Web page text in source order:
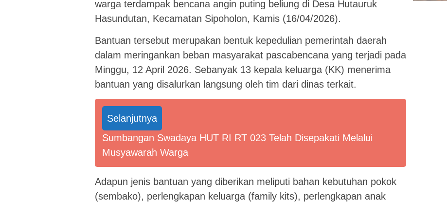
warga terdampak bencana angin puting beliung di Desa Hutauruk
Hasundutan, Kecamatan Sipoholon, Kamis (16/04/2026).
Bantuan tersebut merupakan bentuk kepedulian pemerintah daerah
dalam meringankan beban masyarakat pascabencana yang terjadi pada
Minggu, 12 April 2026. Sebanyak 13 kepala keluarga (KK) menerima
bantuan yang disalurkan langsung oleh tim dari dinas terkait.
Selanjutnya
Sumbangan Swadaya HUT RI RT 023 Telah Disepakati Melalui
Musyawarah Warga
Adapun jenis bantuan yang diberikan meliputi bahan kebutuhan pokok
(sembako), perlengkapan keluarga (family kits), perlengkapan anak